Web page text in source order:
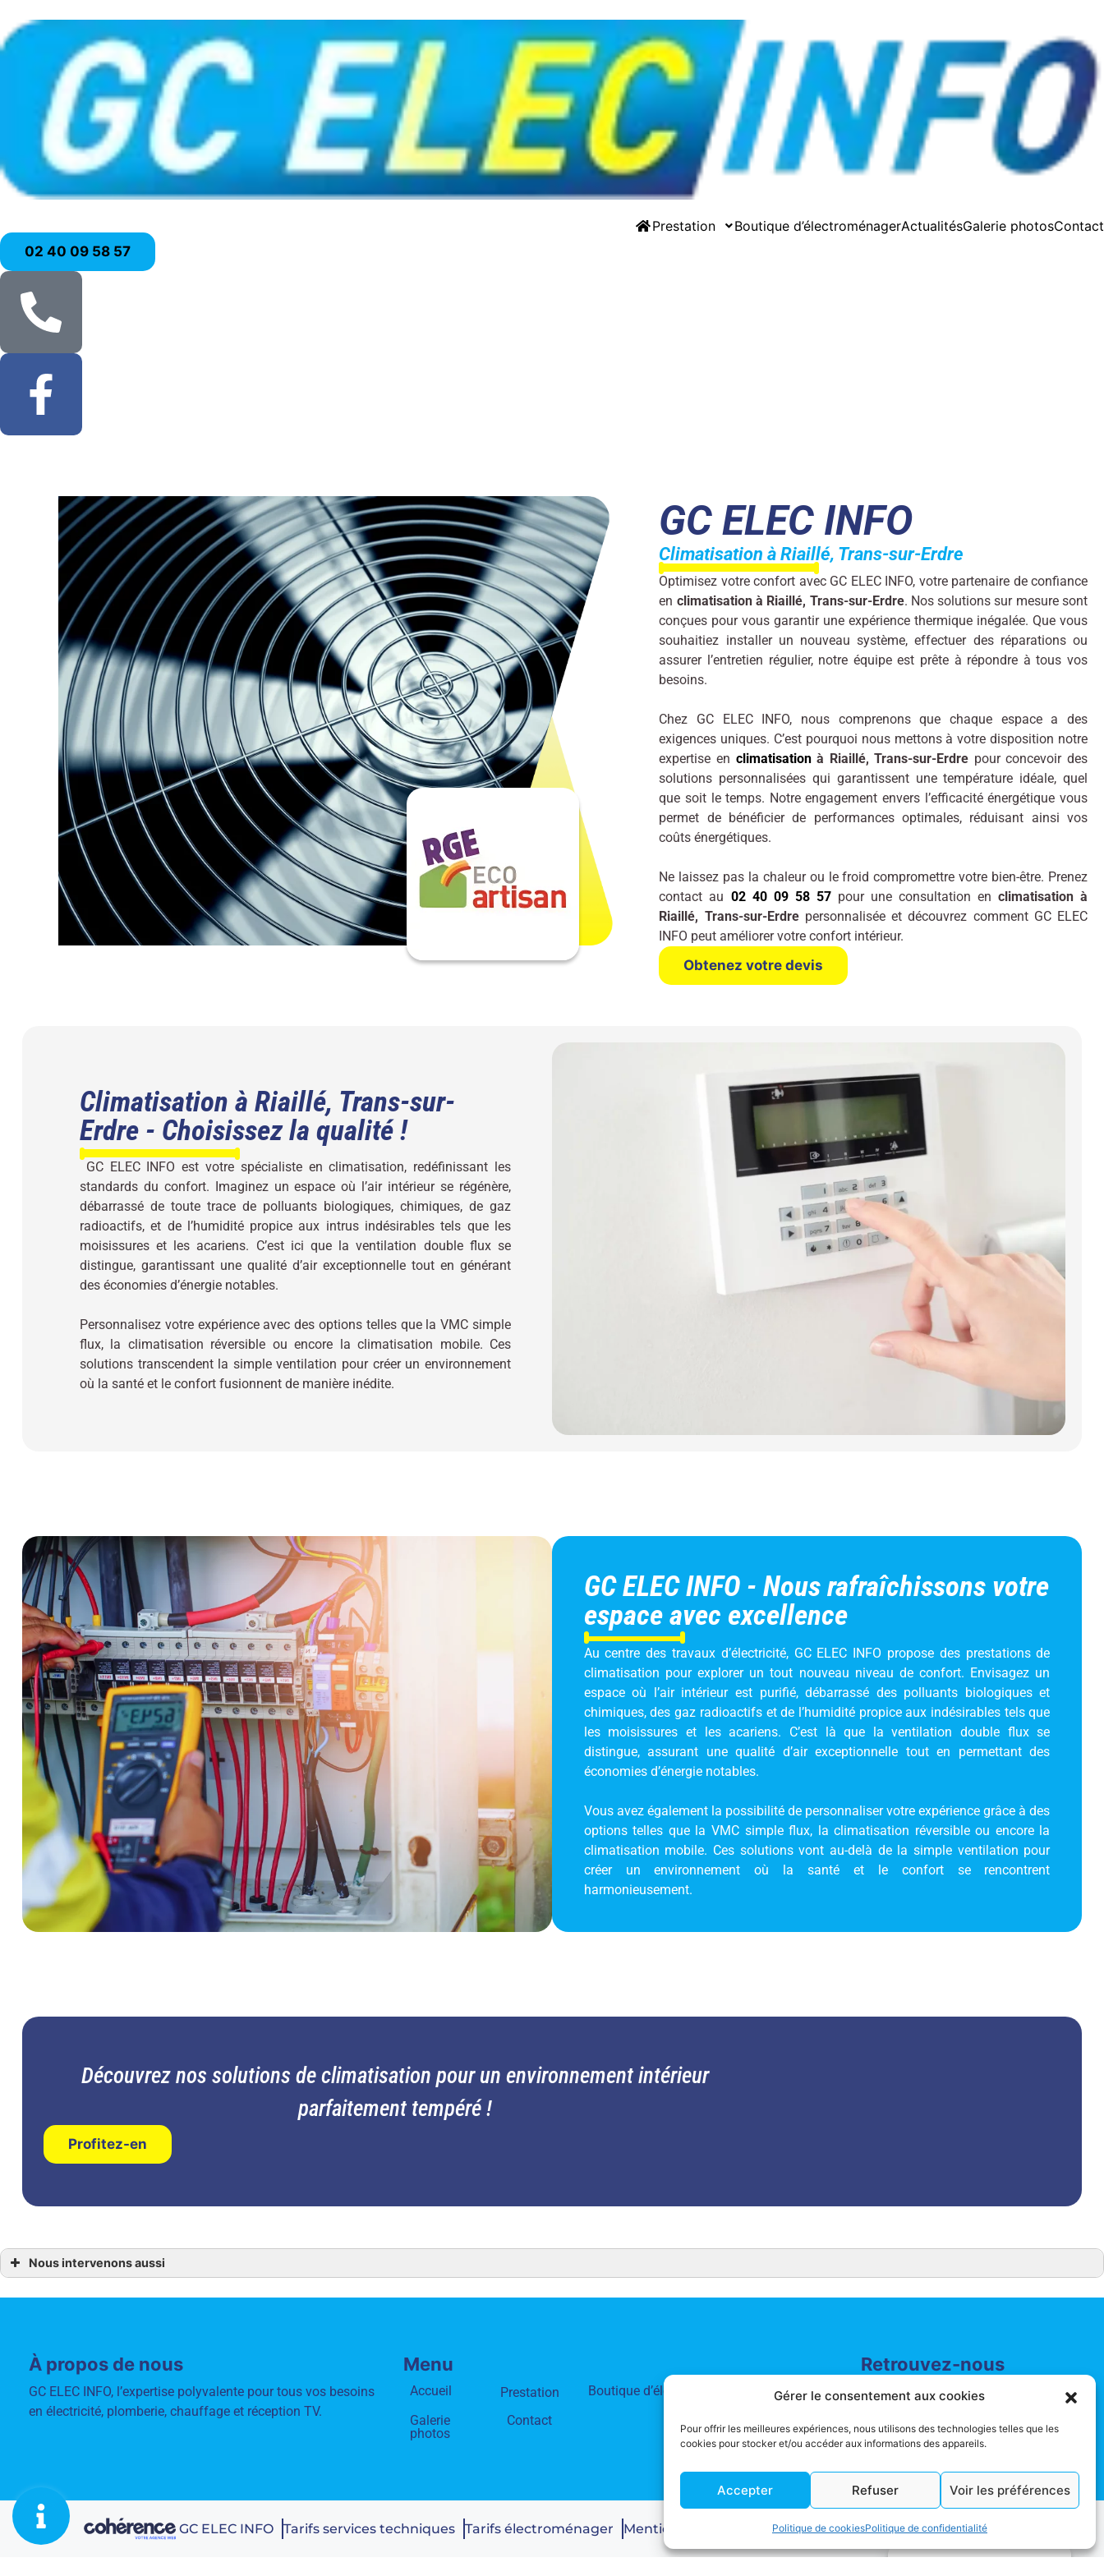
Gérer le consentement aux cookies
Pour offrir les meilleures expériences, nous utilisons des technologies telles que les
cookies pour stocker et/ou accéder aux informations des appareils.
Accepter Refuser Voir les préférences
Politique de cookiesPolitique de confidentialité
Prestation Boutique d’électroménagerActualitésGalerie photosContact
02 40 09 58 57
GC ELEC INFO
Climatisation à Riaillé, Trans-sur-Erdre
Optimisez votre confort avec GC ELEC INFO, votre partenaire de confiance
en climatisation à Riaillé, Trans-sur-Erdre. Nos solutions sur mesure sont
conçues pour vous garantir une expérience thermique inégalée. Que vous
souhaitiez installer un nouveau système, effectuer des réparations ou
assurer l’entretien régulier, notre équipe est prête à répondre à tous vos
besoins.
Chez GC ELEC INFO, nous comprenons que chaque espace a des
exigences uniques. C’est pourquoi nous mettons à votre disposition notre
expertise en climatisationà Riaillé, Trans-sur-Erdre pour concevoir des
solutions personnalisées qui garantissent une température idéale, quel
que soit le temps. Notre engagement envers l’efficacité énergétique vous
permet de bénéficier de performances optimales, réduisant ainsi vos
coûts énergétiques.
Ne laissez pas la chaleur ou le froid compromettre votre bien-être. Prenez
contact au 02 40 09 58 57pour une consultation en climatisation à
Riaillé, Trans-sur-Erdre personnalisée et découvrez comment GC ELEC
INFO peut améliorer votre confort intérieur.
Obtenez votre devis
Climatisation à Riaillé, Trans-sur-
Erdre - Choisissez la qualité !
GC ELEC INFO est votre spécialiste en climatisation, redéfinissant les
standards du confort. Imaginez un espace où l’air intérieur se régénère,
débarrassé de toute trace de polluants biologiques, chimiques, de gaz
radioactifs, et de l’humidité propice aux intrus indésirables tels que les
moisissures et les acariens. C’est ici que la ventilation double flux se
distingue, garantissant une qualité d’air exceptionnelle tout en générant
des économies d’énergie notables.
Personnalisez votre expérience avec des options telles que la VMC simple
flux, la climatisation réversible ou encore la climatisation mobile. Ces
solutions transcendent la simple ventilation pour créer un environnement
où la santé et le confort fusionnent de manière inédite.
GC ELEC INFO - Nous rafraîchissons votre
espace avec excellence
Au centre des travaux d’électricité, GC ELEC INFO propose des prestations de
climatisation pour explorer un tout nouveau niveau de confort. Envisagez un
espace où l’air intérieur est purifié, débarrassé des polluants biologiques et
chimiques, des gaz radioactifs et de l’humidité propice aux indésirables tels que
les moisissures et les acariens. C’est là que la ventilation double flux se
distingue, assurant une qualité d’air exceptionnelle tout en permettant des
économies d’énergie notables.
Vous avez également la possibilité de personnaliser votre expérience grâce à des
options telles que la VMC simple flux, la climatisation réversible ou encore la
climatisation mobile. Ces solutions vont au-delà de la simple ventilation pour
créer un environnement où la santé et le confort se rencontrent
harmonieusement.
Découvrez nos solutions de climatisation pour un environnement intérieur
parfaitement tempéré !
Profitez-en
Nous intervenons aussi
Climatisation Le Cellier
Climatisation Meilleray de Bretagne
Climatisation Riaillé
Climatisation Trans-sur-Erdre
Climatisation Saint-Géréon
À propos de nous
GC ELEC INFO, l’expertise polyvalente pour tous vos besoins
en électricité, plomberie, chauffage et réception TV.
Menu
Accueil Prestation Boutique d’électroménager
Actualités
Galerie
photos
Contact
Retrouvez-nous
GC ELEC INFO Tarifs services techniques Tarifs électroménager Mentions légales Politique de confidentialité Plan de site